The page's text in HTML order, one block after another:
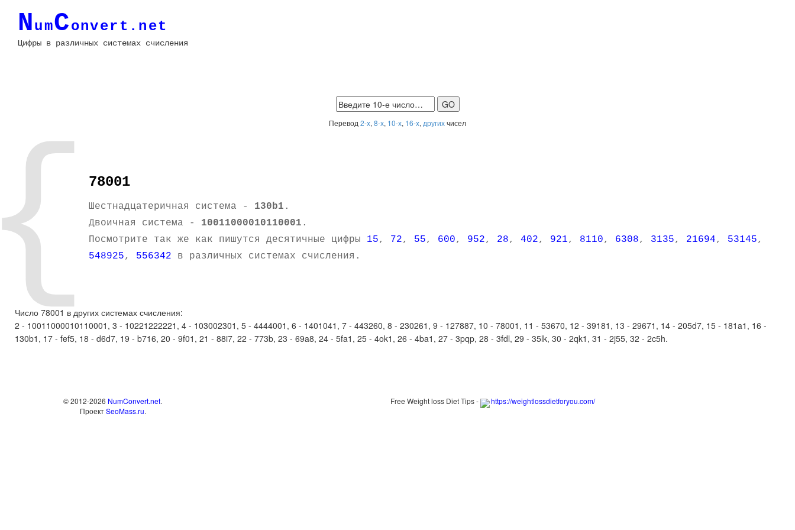
NumConvert.net
Цифры в различных системах счисления
Перевод 2-х, 8-х, 10-х, 16-х, другихчисел
78001
Шестнадцатеричная система - 130b1 .
Двоичная система - 10011000010110001 .
Посмотрите так же как пишутся десятичные цифры 15, 72, 55, 600, 952, 28, 402, 921, 8110, 6308, 3135, 21694, 53145,
548925, 556342 в различных системах счисления.
Число 78001 в других системах счисления:
2 - 10011000010110001, 3 - 10221222221, 4 - 103002301, 5 - 4444001, 6 - 1401041, 7 - 443260, 8 - 230261, 9 - 127887, 10 - 78001, 11 - 53670, 12 - 39181, 13 - 29671, 14 - 205d7, 15 - 181a1, 16 -
130b1, 17 - fef5, 18 - d6d7, 19 - b716, 20 - 9f01, 21 - 88i7, 22 - 773b, 23 - 69a8, 24 - 5fa1, 25 - 4ok1, 26 - 4ba1, 27 - 3pqp, 28 - 3fdl, 29 - 35lk, 30 - 2qk1, 31 - 2j55, 32 - 2c5h.
© 2012-2026 NumConvert.net.
ПроектSeoMass.ru.
Free Weight loss Diet Tips - https://weightlossdietforyou.com/